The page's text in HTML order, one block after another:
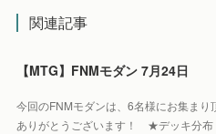
関連記事
【MTG】FNMモダン 7月24日
今回のFNMモダンは、6名様にお集まり
ありがとうございます！ ★デッキ分布